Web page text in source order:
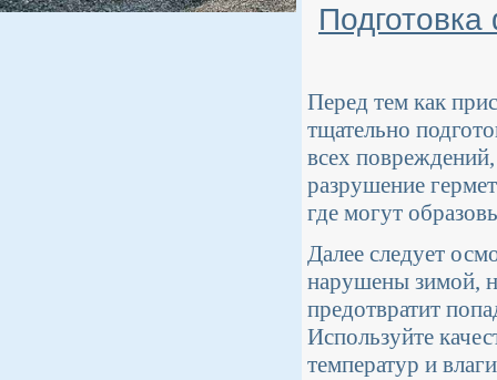
Перед тем как
тщательно
всех
разрушение
где могут
Далее следует
нарушены зимой,
предотвратит
Используйте
температур и